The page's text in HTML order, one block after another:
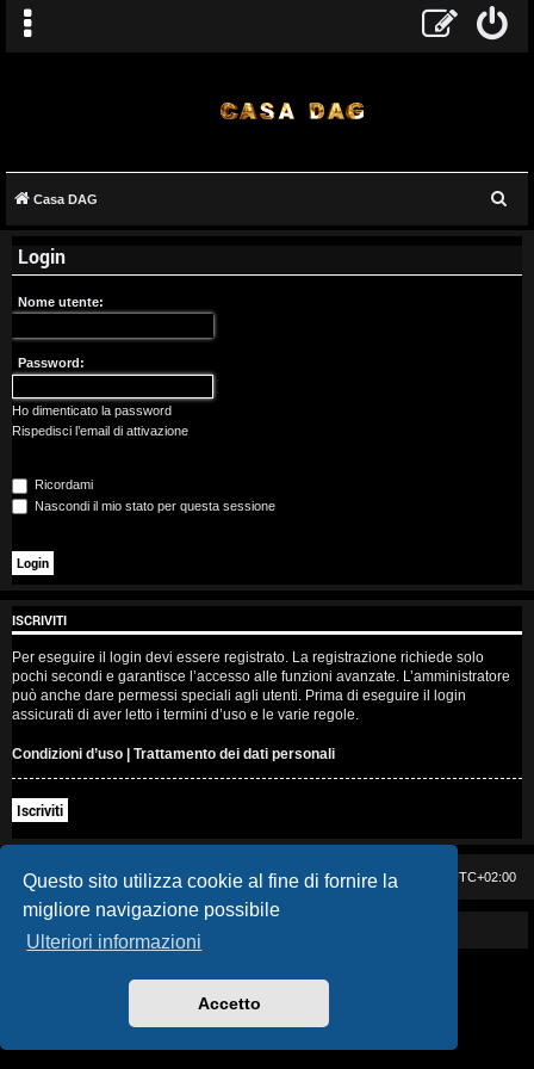
Questo sito utilizza cookie al fine di fornire la
migliore navigazione possibile
Ulteriori informazioni
Accetto
r
g
o
m
e
n
t
i
e
n
z
a
r
i
s
p
o
t
Casa DAG
Login
Nome utente:
Password:
Ho dimenticato la password
Rispedisci l’email di attivazione
Ricordami
Nascondi il mio stato per questa sessione
ISCRIVITI
Per eseguire il login devi essere registrato. La registrazione richiede solo
pochi secondi e garantisce l’accesso alle funzioni avanzate. L’amministratore
può anche dare permessi speciali agli utenti. Prima di eseguire il login
assicurati di aver letto i termini d’uso e le varie regole.
Condizioni d’uso | Trattamento dei dati personali
Iscriviti
Casa DAG Tutti gli orari sono UTC+02:00
Cancella cookie